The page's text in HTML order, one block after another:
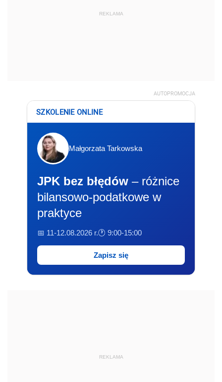
REKLAMA
AUTOPROMOCJA
SZKOLENIE ONLINE
Małgorzata Tarkowska
JPK bez błędów – różnice
bilansowo-podatkowe w
praktyce
📅 11-12.08.2026 r.🕐 9:00-15:00
Zapisz się
REKLAMA